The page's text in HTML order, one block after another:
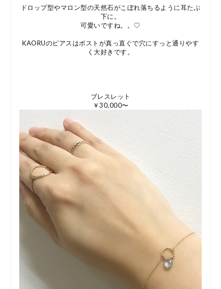
ドロップ型やマロン型の天然石がこぼれ落ちるように耳たぶ
下に。
可愛いですね。。♡
KAORUのピアスはポストが真っ直ぐで穴にすっと通りやす
く大好きです。
ブレスレット
￥30,000〜